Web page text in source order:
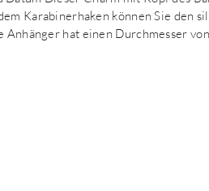
Karabinerhaken können Sie den
hat einen Durchmesser